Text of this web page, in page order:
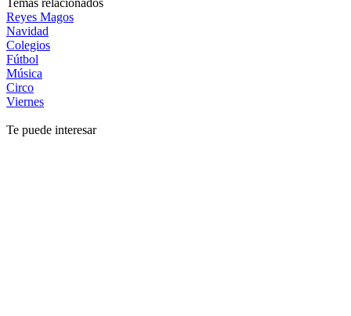
Temas relacionados
Reyes Magos
Navidad
Colegios
Fútbol
Música
Circo
Viernes
Te puede interesar